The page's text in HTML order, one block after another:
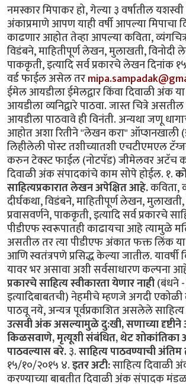
नमस्कार मिपाकर हो, गेल्या ३ वर्षातील यशस्वी
अंकाप्रमाणे आपण याही वर्षी आपल्या मिपाचा
काढणार आहोत तेव्हा आपल्या कविता,
विडंबने, माहितीपूर्ण लेखन, मुलाखती, विनोदी
पाककृती, इत्यादि सर्व प्रकारचे लेखन दिनांक
वर्ड फाईल असेल तर
ईमेल आयडीला ईमेलद्वार किंवा दिवाळी अंक या
आयडीला व्यनिद्वारे पाठवा. जास्त चित्रे
आयडीला पाठवावे ही विनंती. अन्यथा जणू
आहोत अशा रितीने "लेखन करा"
लिहीलेली पोस्ट तशीच्यातशी एचटीएमएल
करुन टेक्स्ट फाईल (नोटपॅड) जीमेलवर अटॅच
दिवाळी अंक संपादकांचे काम सोपे होईल. १.
साहित्यप्रकारात लेखन अपेक्षित आहे.कविता,
दीर्घकथा, विडंबने, माहितीपूर्ण लेखन,
प्रवासवर्णने, पाककृती, इत्यादि सर्व प्रकारचे
पीडीएफ स्वरूपातही काढायचा आहे त्यामुळे
असतील तर त्या पीडीएफ अंकात फक्त लिंक
आणि स्वतंत्रपणे प्रसिद्ध केल्या जातील.
यावर भर असावा अशी सर्वसाधारण कल्पना
प्रकारचे साहित्य स्वीकारता येणार नाही(बंधने
इत्यादिबाबतची) नेहमीचे म्हणजे अगदी एकोळी
पाठवू नये, अन्यत्र पूर्वप्रकाशित असलेले
उत्सवी अंक असल्यामुळे दु:खी, सणाच्या दृष्टीने
किळसवाणे, मृत्यूशी संबंधित, थेट शोकांतिका
पाठवल्यास बरे.३.साहित्य पाठवण्याची अंतिम
१५/१०/२०१५ ४.इतर अटी:साहित्य दिवाळी
करण्याच्या बाबतीत दिवाळी अंक संपादक